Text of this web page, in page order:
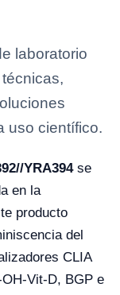
laboratorio
uso científico.
YRA394se
en la
producto
del
CLIA
Vit-D, BGP e